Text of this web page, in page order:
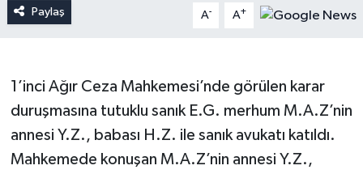
Paylaş A- A+
1’inci Ağır Ceza Mahkemesi’nde görülen karar
duruşmasına tutuklu sanık E.G. merhum M.A.Z’nin
annesi Y.Z., babası H.Z. ile sanık avukatı katıldı.
Mahkemede konuşan M.A.Z’nin annesi Y.Z.,